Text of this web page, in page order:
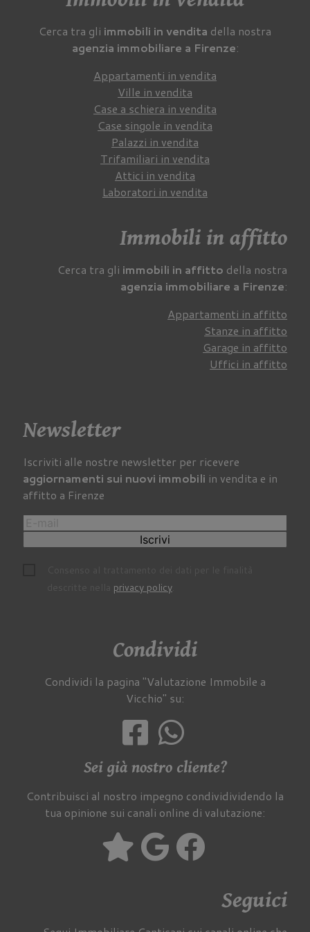
Cerca tra gli immobili in vendita della nostra
agenzia immobiliare a Firenze:
Appartamenti in vendita
Ville in vendita
Case a schiera in vendita
Case singole in vendita
Palazzi in vendita
Trifamiliari in vendita
Attici in vendita
Laboratori in vendita
Immobili in affitto
Cerca tra gli immobili in affitto della nostra
agenzia immobiliare a Firenze:
Appartamenti in affitto
Stanze in affitto
Garage in affitto
Uffici in affitto
Newsletter
Iscriviti alle nostre newsletter per ricevere
aggiornamenti sui nuovi immobili in vendita e in
affitto a Firenze
Iscrivi
privacy policy.
Condividi
Condividi la pagina "Valutazione Immobile a
Vicchio" su:
Sei già nostro cliente?
Contribuisci al nostro impegno condividividendo la
tua opinione sui canali online di valutazione:
Seguici